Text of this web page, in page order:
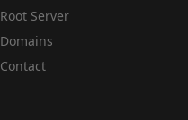
Root Server
Domains
Contact